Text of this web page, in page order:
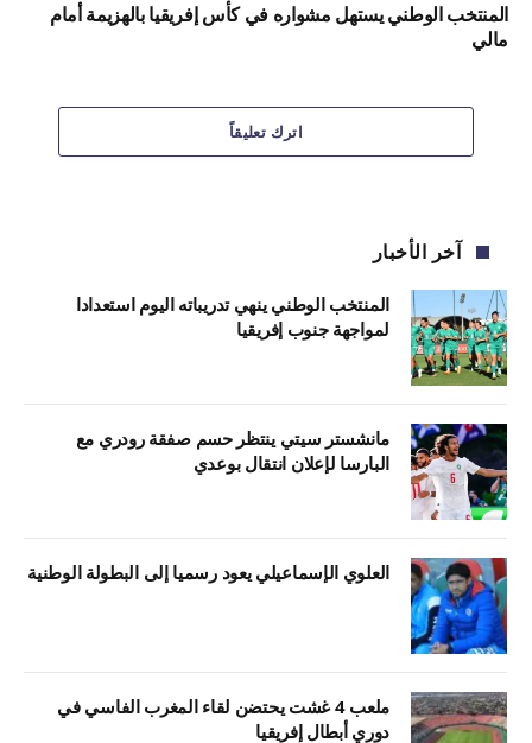
المنتخب الوطني يستهل مشواره في كأس إفريقيا بالهزيمة أمام
مالي
اترك تعليقاً
آخر الأخبار
المنتخب الوطني ينهي تدريباته اليوم استعدادا
لمواجهة جنوب إفريقيا
مانشستر سيتي ينتظر حسم صفقة رودري مع
البارسا لإعلان انتقال بوعدي
العلوي الإسماعيلي يعود رسميا إلى البطولة الوطنية
ملعب 4 غشت يحتضن لقاء المغرب الفاسي في
دوري أبطال إفريقيا